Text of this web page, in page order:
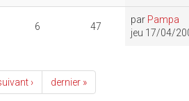
6 47
par Pampa
jeu 17/04/
› dernier »